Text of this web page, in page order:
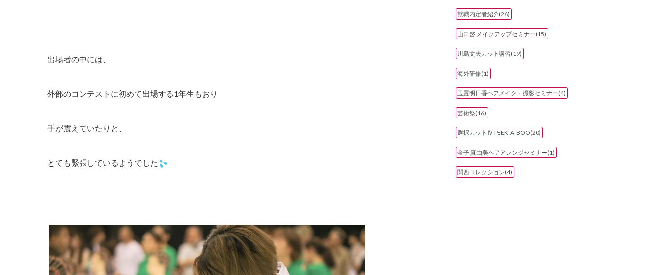
出場者の中には、
外部のコンテストに初めて出場する1年生もおり
手が震えていたりと、
とても緊張しているようでした
就職内定者紹介(26)
山口啓 メイクアップセミナー(15)
川島文夫カット講習(19)
海外研修(1)
玉置明日香ヘアメイク・撮影セミナー(4)
芸術祭(16)
選択カットⅣ PEEK‐A‐BOO(20)
金子 真由美ヘアアレンジセミナー(1)
関西コレクション(4)